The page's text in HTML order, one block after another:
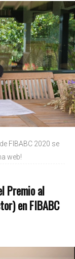
FIBABC 2020 se
web!
Premio al
en FIBABC